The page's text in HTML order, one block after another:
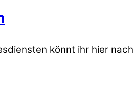
könnt ihr hier